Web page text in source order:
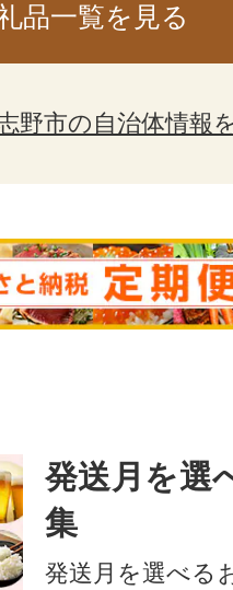
品一覧を見る
野市の自治体情報
発送月を選
集
発送月を選べる